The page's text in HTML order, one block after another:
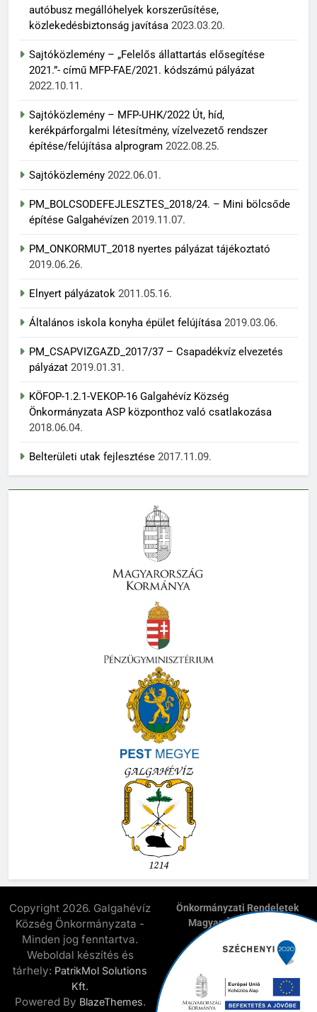
autóbusz megállóhelyek korszerűsítése,
közlekedésbiztonság javítása 2023.03.20.
Sajtóközlemény – „Felelős állattartás elősegítése
2021.”- című MFP-FAE/2021. kódszámú pályázat
2022.10.11.
Sajtóközlemény – MFP-UHK/2022 Út, híd,
kerékpárforgalmi létesítmény, vízelvezető rendszer
építése/felújítása alprogram 2022.08.25.
Sajtóközlemény 2022.06.01.
PM_BOLCSODEFEJLESZTES_2018/24. – Mini bölcsőde
építése Galgahévízen 2019.11.07.
PM_ONKORMUT_2018 nyertes pályázat tájékoztató
2019.06.26.
Elnyert pályázatok 2011.05.16.
Általános iskola konyha épület felújítása 2019.03.06.
PM_CSAPVIZGAZD_2017/37 – Csapadékvíz elvezetés
pályázat 2019.01.31.
KÖFOP-1.2.1-VEKOP-16 Galgahévíz Község
Önkormányzata ASP központhoz való csatlakozása
2018.06.04.
Belterületi utak fejlesztése 2017.11.09.
Copyright 2026. Galgahévíz
Község Önkormányzata -
Minden jog fenntartva.
Weboldal készítés és
tárhely: PatrikMol Solutions
Kft.
Powered By BlazeThemes.
Önkormányzati Rendeletek
Magyar Államkincstár
E-Önkormányzat
Elnyert Széchenyi 2020
Kapcsolat